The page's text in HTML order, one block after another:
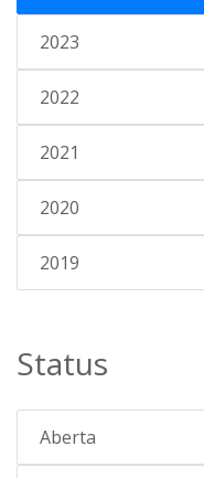
2023
2022
2021
2020
2019
Status
Aberta